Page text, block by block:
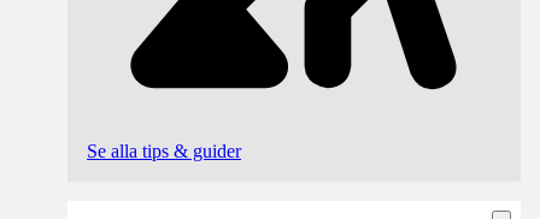
Se alla tips & guider